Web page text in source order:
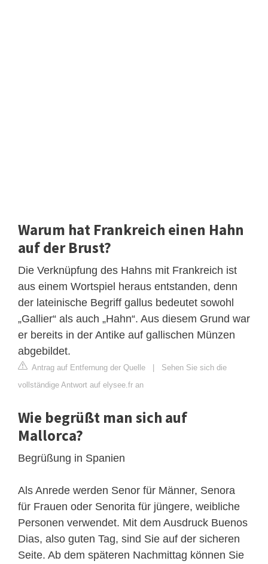
Warum hat Frankreich einen Hahn
auf der Brust?
Die Verknüpfung des Hahns mit Frankreich ist
aus einem Wortspiel heraus entstanden, denn
der lateinische Begriff gallus bedeutet sowohl
„Gallier“ als auch „Hahn“. Aus diesem Grund war
er bereits in der Antike auf gallischen Münzen
abgebildet.
Antrag auf Entfernung der Quelle | Sehen Sie sich die
vollständige Antwort auf elysee.fr an
Wie begrüßt man sich auf
Mallorca?
Begrüßung in Spanien
Als Anrede werden Senor für Männer, Senora
für Frauen oder Senorita für jüngere, weibliche
Personen verwendet. Mit dem Ausdruck Buenos
Dias, also guten Tag, sind Sie auf der sicheren
Seite. Ab dem späteren Nachmittag können Sie